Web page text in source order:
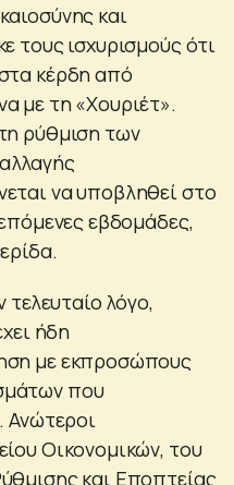
και
τους ισχυρισμούς ότι
κέρδη από
με τη «Χουριέτ».
ρύθμιση των
να υποβληθεί στο
εβδομάδες,
τελευταίο λόγο,
ήδη
με εκπροσώπους
που
Ανώτεροι
Οικονομικών, του
και Εποπτείας